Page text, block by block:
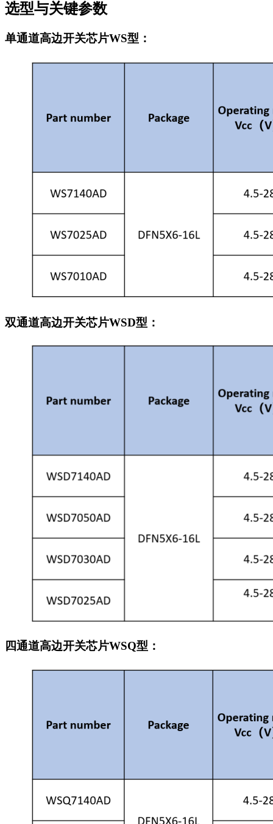
选型与关键参数
单通道高边开关芯片WS型：
双通道高边开关芯片WSD型：
四通道高边开关芯片WSQ型：